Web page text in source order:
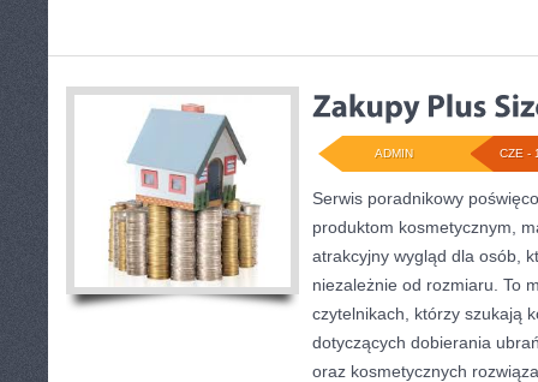
CZE -
ADMIN
Serwis poradnikowy
produktom kosmetycznym,
atrakcyjny wygląd dla osób,
niezależnie od rozmiaru. To
czytelnikach, którzy szukają
dotyczących dobierania
oraz kosmetycznych